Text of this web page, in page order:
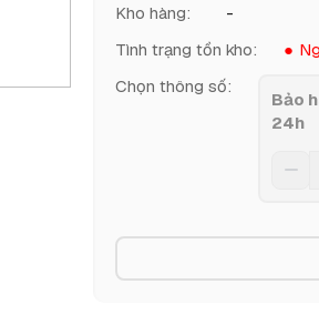
Kho hàng:
-
Tình trạng tồn kho:
Chọn thông số:
Bảo
24h